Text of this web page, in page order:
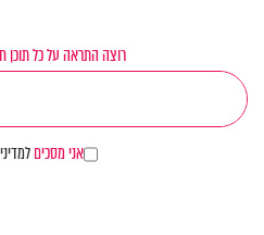
רוצה התראה על כל תוכן
אני מסכים